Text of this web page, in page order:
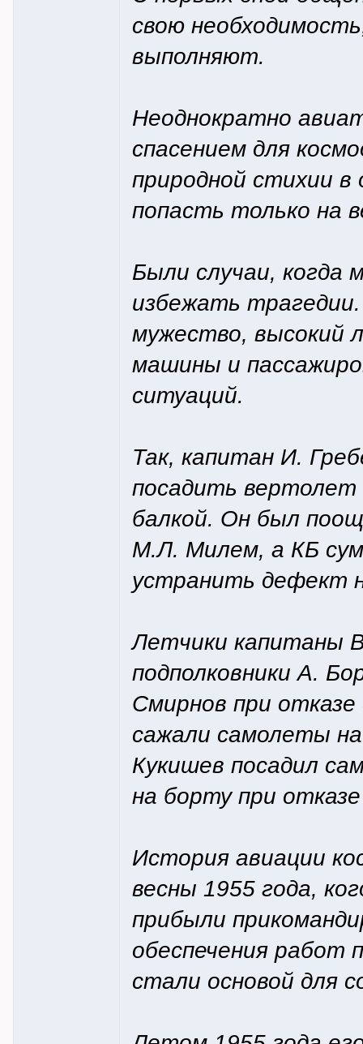
свою
выполняют.
Неоднократно
спасением для
природной стихии
попасть только на
Были случаи, когда
избежать
мужество, высокий
машины и
ситуаций.
Так, капитан И.
посадить вертолет
балкой. Он был
М.Л. Милем, а КБ
устранить дефект
Летчики капитаны
подполковники А.
Смирнов при отказе
сажали самолеты
Кукишев посадил
на борту при
История авиации
весны 1955 года,
прибыли
обеспечения работ
стали основой для